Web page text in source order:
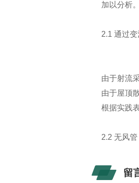
加以分析
2.1 通过
由于射流
由于屋顶
根据实践
2.2 无风
留